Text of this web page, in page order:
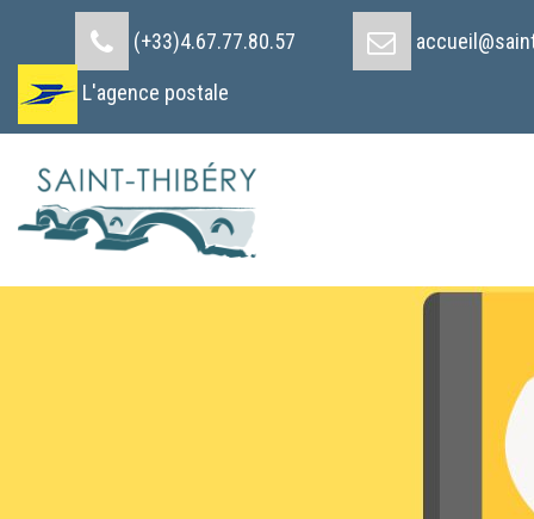
(+33)4.67.77.80.57
L'agence postale
Cookies management panel